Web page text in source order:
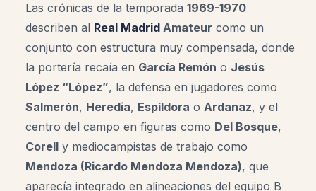
Las crónicas de la temporada 1969-1970
describen al Real Madrid Amateur como un
conjunto con estructura muy compensada, donde
la portería recaía en García Remón o Jesús
López “López”, la defensa en jugadores como
Salmerón, Heredia, Espíldora o Ardanaz, y el
centro del campo en figuras como Del Bosque,
Corell y mediocampistas de trabajo como
Mendoza (Ricardo Mendoza Mendoza), que
aparecía integrado en alineaciones del equipo B